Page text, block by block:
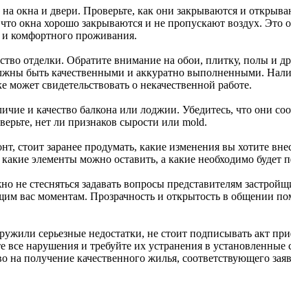
окна и двери. Проверьте, как они закрываются и
что окна хорошо закрываются и не пропускают воздух. Это
и комфортного проживания.
отделки. Обратите внимание на обои, плитку, полы и
быть качественными и аккуратно выполненными.
может свидетельствовать о некачественной работе.
и качество балкона или лоджии. Убедитесь, что они
нет ли признаков сырости или mold.
стоит заранее продумать, какие изменения вы хотите
элементы можно оставить, а какие необходимо будет
не стесняться задавать вопросы представителям
вас моментам. Прозрачность и открытость в общении
серьезные недостатки, не стоит подписывать акт
все нарушения и требуйте их устранения в установленные
на получение качественного жилья, соответствующего